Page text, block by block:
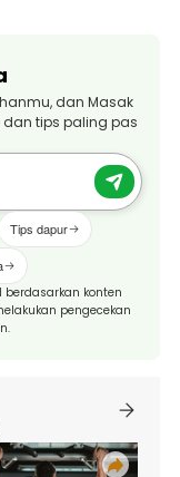
dan Masak
dan tips paling pas
Tips dapur
konten
pengecekan